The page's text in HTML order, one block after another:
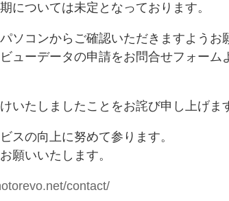
については未定となっております。
ソコンからご確認いただきますようお
ューデータの申請をお問合せフォーム
いたしましたことをお詫び申し上げま
スの向上に努めて参ります。
願いいたします。
contact/